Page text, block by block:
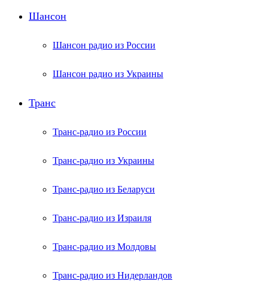
Шансон
Шансон радио из России
Шансон радио из Украины
Транс
Транс-радио из России
Транс-радио из Украины
Транс-радио из Беларуси
Транс-радио из Израиля
Транс-радио из Молдовы
Транс-радио из Нидерландов